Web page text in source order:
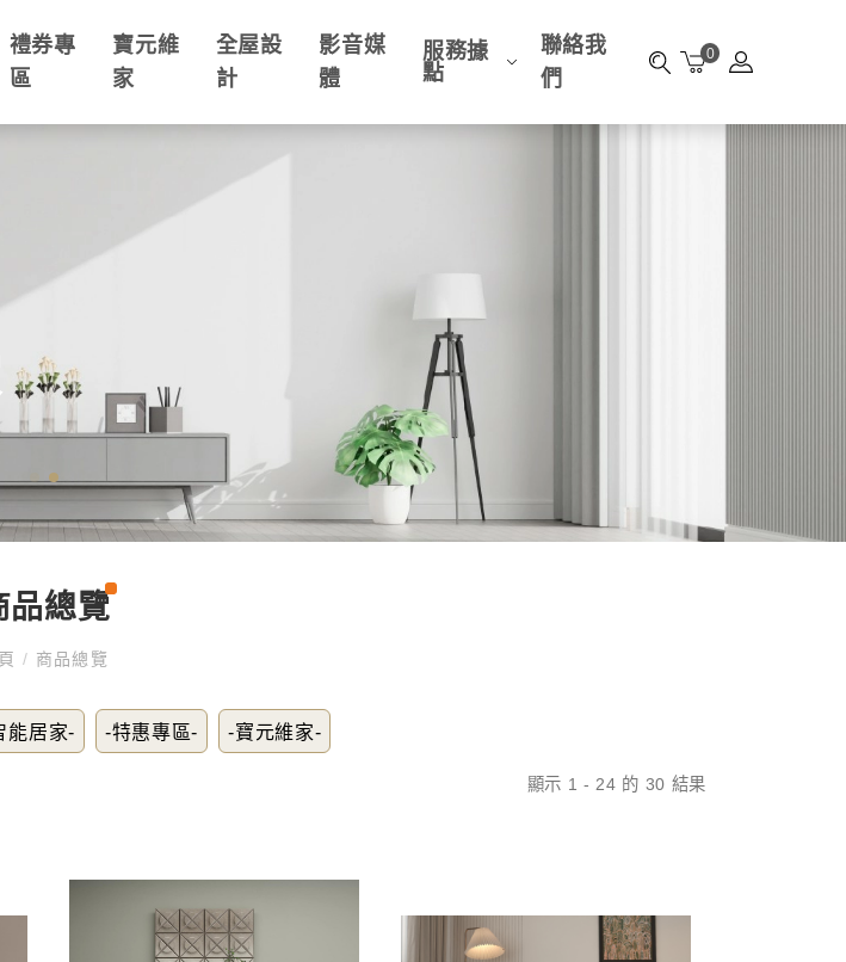
禮券專
區
寶元維
家
全屋設
計
影音媒
體
服務據
點
聯絡我
們
0
品總覽
/ 商品總覽
能居家- -特惠專區- -寶元維家-
顯示 1 - 24 的 30 結果